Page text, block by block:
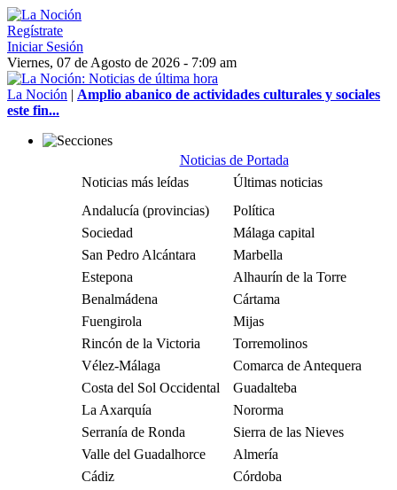
Regístrate
Iniciar Sesión
Viernes, 07 de Agosto de 2026 - 7:09 am
La Noción | Amplio abanico de actividades culturales y sociales
este fin...
Noticias de Portada
Noticias más leídas
Últimas noticias
Andalucía (provincias)
Política
Sociedad
Málaga capital
San Pedro Alcántara
Marbella
Estepona
Alhaurín de la Torre
Benalmádena
Cártama
Fuengirola
Mijas
Rincón de la Victoria
Torremolinos
Vélez-Málaga
Comarca de Antequera
Costa del Sol Occidental
Guadalteba
La Axarquía
Nororma
Serranía de Ronda
Sierra de las Nieves
Valle del Guadalhorce
Almería
Cádiz
Córdoba